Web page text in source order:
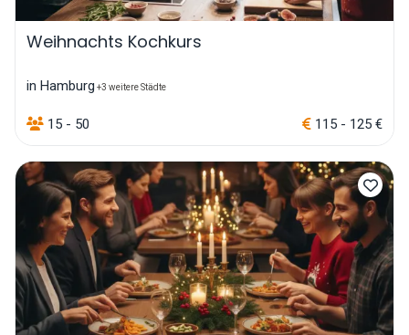
Weihnachts Kochkurs
in Hamburg +3 weitere Städte
15 - 50 115 - 125 €